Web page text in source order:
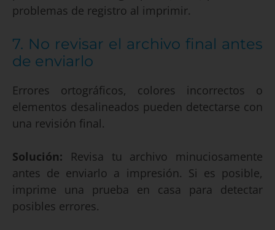
problemas de registro al imprimir.
7. No revisar el archivo final antes
de enviarlo
Errores ortográficos, colores incorrectos o
elementos desalineados pueden detectarse con
una revisión final.
Solución: Revisa tu archivo minuciosamente
antes de enviarlo a impresión. Si es posible,
imprime una prueba en casa para detectar
posibles errores.